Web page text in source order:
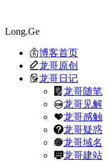
Long.Ge
博客首页
龙哥原创
龙哥日记
龙哥随笔
龙哥见解
龙哥感触
龙哥疑惑
龙哥域名
龙哥建站